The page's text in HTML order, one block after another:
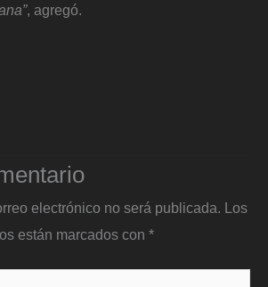
, agregó.
electrónico no será publicada. Los
están marcados con *